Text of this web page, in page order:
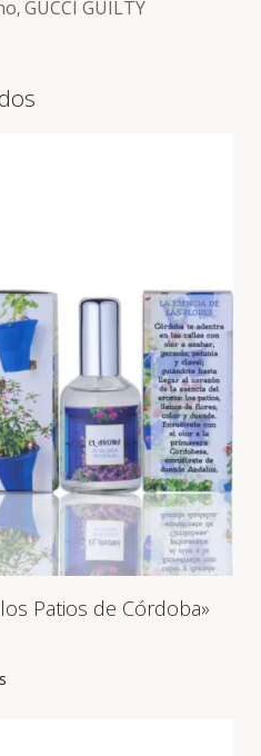
,GUCCI GUILTY
Patios de Córdoba»